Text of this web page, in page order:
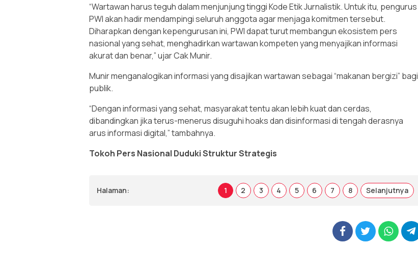
“Wartawan harus teguh dalam menjunjung tinggi Kode Etik Jurnalistik. Untuk itu, pengurus
PWI akan hadir mendampingi seluruh anggota agar menjaga komitmen tersebut.
Diharapkan dengan kepengurusan ini, PWI dapat turut membangun ekosistem pers
nasional yang sehat, menghadirkan wartawan kompeten yang menyajikan informasi
akurat dan benar,” ujar Cak Munir.
Munir menganalogikan informasi yang disajikan wartawan sebagai “makanan bergizi” bagi
publik.
“Dengan informasi yang sehat, masyarakat tentu akan lebih kuat dan cerdas,
dibandingkan jika terus-menerus disuguhi hoaks dan disinformasi di tengah derasnya
arus informasi digital,” tambahnya.
Tokoh Pers Nasional Duduki Struktur Strategis
Halaman: 1 2 3 4 5 6 7 8 Selanjutnya